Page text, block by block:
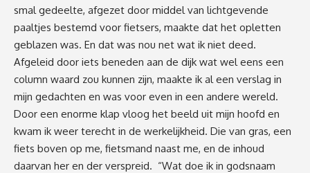
smal gedeelte, afgezet door middel van lichtgevende
paaltjes bestemd voor fietsers, maakte dat het opletten
geblazen was. En dat was nou net wat ik niet deed.
Afgeleid door iets beneden aan de dijk wat wel eens een
column waard zou kunnen zijn, maakte ik al een verslag in
mijn gedachten en was voor even in een andere wereld.
Door een enorme klap vloog het beeld uit mijn hoofd en
kwam ik weer terecht in de werkelijkheid. Die van gras, een
fiets boven op me, fietsmand naast me, en de inhoud
daarvan her en der verspreid. “Wat doe ik in godsnaam